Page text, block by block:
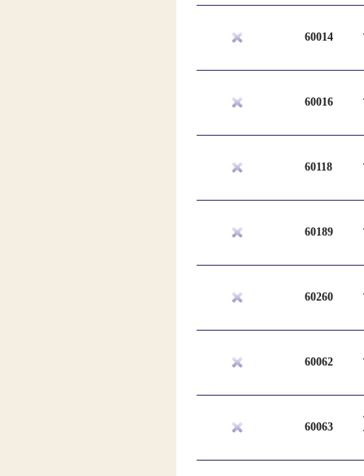
60014
60016
60118
60189
60260
60062
60063